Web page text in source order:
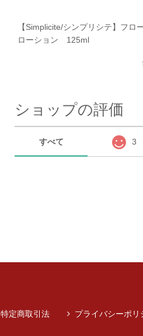
【Simplicite/シンプリシテ】フロ
ローション 125ml
ショップの評価
すべて 3
特定商取引法 プライバシーポリ